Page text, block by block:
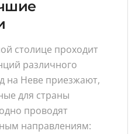
столице проходит
различного
на Неве приезжают,
для страны
проводят
направлениям: